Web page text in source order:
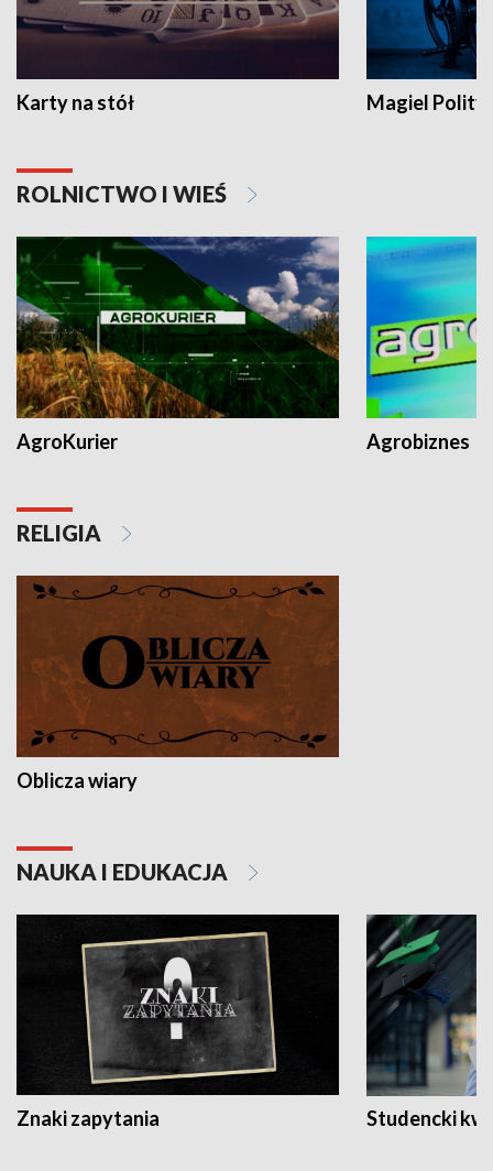
Karty na stół Magiel
ROLNICTWO I WIEŚ
AgroKurier Agrobiznes
RELIGIA
Oblicza wiary
NAUKA I EDUKACJA
Znaki zapytania Studencki